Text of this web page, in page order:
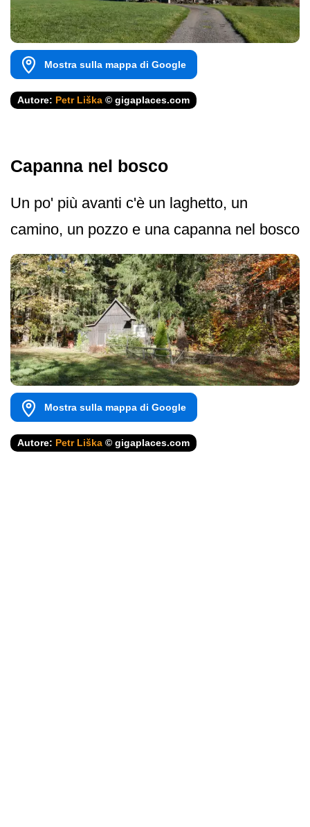
Mostra sulla mappa di Google
Autore: Petr Liška © gigaplaces.com
Capanna nel bosco
Un po' più avanti c'è un laghetto, un
camino, un pozzo e una capanna nel bosco
Mostra sulla mappa di Google
Autore: Petr Liška © gigaplaces.com